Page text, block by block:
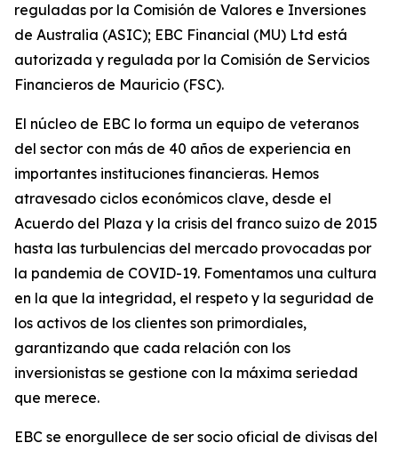
reguladas por la Comisión de Valores e Inversiones
de Australia (ASIC); EBC Financial (MU) Ltd está
autorizada y regulada por la Comisión de Servicios
Financieros de Mauricio (FSC).
El núcleo de EBC lo forma un equipo de veteranos
del sector con más de 40 años de experiencia en
importantes instituciones financieras. Hemos
atravesado ciclos económicos clave, desde el
Acuerdo del Plaza y la crisis del franco suizo de 2015
hasta las turbulencias del mercado provocadas por
la pandemia de COVID-19. Fomentamos una cultura
en la que la integridad, el respeto y la seguridad de
los activos de los clientes son primordiales,
garantizando que cada relación con los
inversionistas se gestione con la máxima seriedad
que merece.
EBC se enorgullece de ser socio oficial de divisas del